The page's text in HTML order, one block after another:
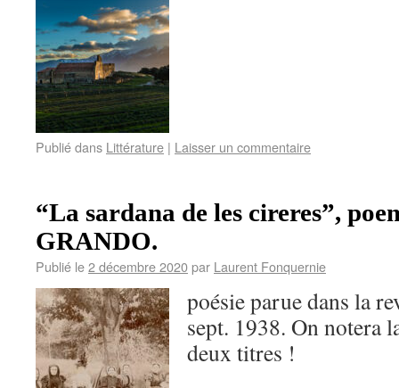
Publié dans Littérature | Laisser un commentaire
“La sardana de les cireres”,
GRANDO.
Publié le2 décembre 2020par Laurent Fonquernie
poésie parue dans la
sept. 1938. On notera
deux titres !